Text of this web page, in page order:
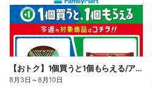
【おトク】1個買うと1個もらえる/アイス
8月3日 ～8月10日